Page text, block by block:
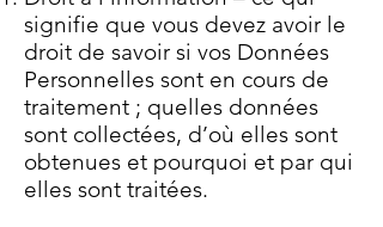
signifie que vous devez avoir le
droit de savoir si vos Données
Personnelles sont en cours de
traitement ; quelles données
sont collectées, d’où elles sont
obtenues et pourquoi et par qui
elles sont traitées.